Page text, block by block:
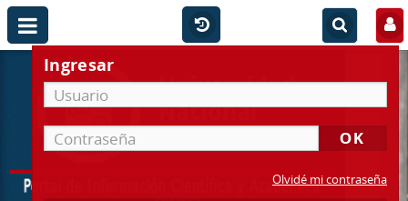
Ingresar
Olvidé mi contraseña